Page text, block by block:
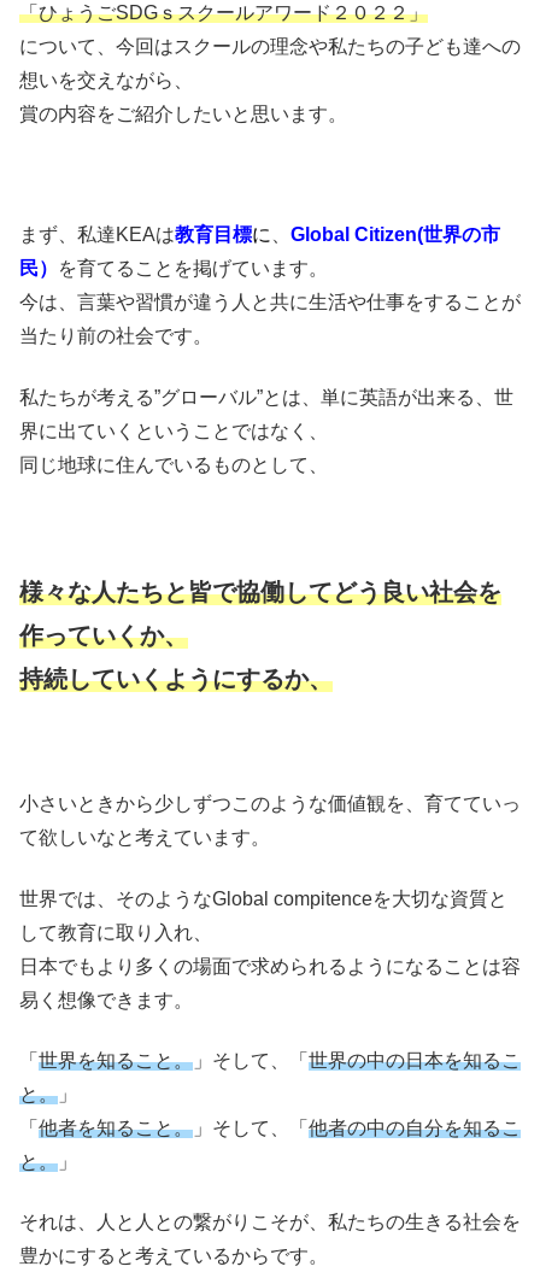
「ひょうごSDGｓスクールアワード２０２２」
について、今回はスクールの理念や私たちの子ども達への
想いを交えながら、
賞の内容をご紹介したいと思います。
まず、私達KEAは教育目標に
Global Citizen(世界の市
民）
を育てることを掲げています。
今は、言葉や習慣が違う人と共に生活や仕事をすることが
当たり前の社会です。
私たちが考える”グローバル”とは、単に英語が出来る、世
界に出ていくということではなく、
同じ地球に住んでいるものとして、
様々な人たちと皆で協働してどう良い社会を
作っていくか、
持続していくようにするか、
小さいときから少しずつこのような価値観を、育てていっ
て欲しいなと考えています。
世界では、そのようなGlobal compitenceを大切な資質と
して教育に取り入れ、
日本でもより多くの場面で求められるようになることは容
易く想像できます。
「 世界を知ること。 」そして、「 世界の中の日本を知るこ
と。 」
「 他者を知ること。 」そして、「 他者の中の自分を知るこ
と。 」
それは、人と人との繋がりこそが、私たちの生きる社会を
豊かにすると考えているからです。